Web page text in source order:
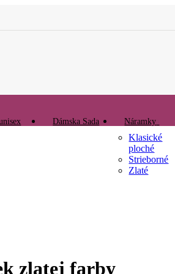
Dámska Sada Náramky
Klasické
ploché
Strieborné
Zlaté
zlatej farby